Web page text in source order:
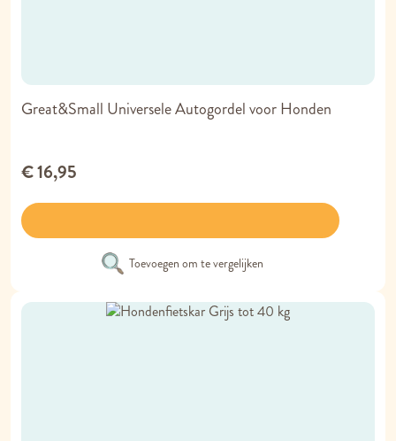
Great&Small Universele Autogordel voor Honden
€ 16,95
Toevoegen om te vergelijken